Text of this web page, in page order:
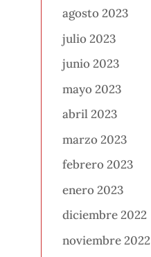
agosto 2023
julio 2023
junio 2023
mayo 2023
abril 2023
marzo 2023
febrero 2023
enero 2023
diciembre 2022
noviembre 2022